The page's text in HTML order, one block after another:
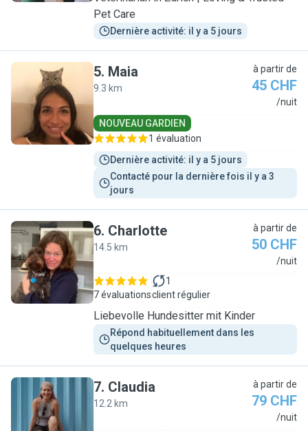
Pet Care
Dernière activité: il y a 5 jours
M
5. Maia
9.3 km
à partir de
45 CHF
/nuit
NOUVEAU GARDIEN
1 évaluation
Dernière activité: il y a 5 jours
Contacté pour la dernière fois il y a 3
jours
C
6. Charlotte
14.5 km
à partir de
50 CHF
/nuit
7 évaluations
1
client régulier
Liebevolle Hundesitter mit Kinder
Répond habituellement dans les
quelques heures
C
7. Claudia
12.2 km
à partir de
79 CHF
/nuit